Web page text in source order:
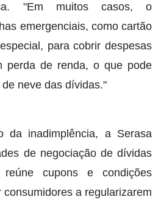
"Em muitos casos, o
emergenciais, como cartão
para cobrir despesas
perda de renda, o que pode
neve das dívidas."
da inadimplência, a Serasa
de negociação de dívidas
cupons e condições
a regularizarem